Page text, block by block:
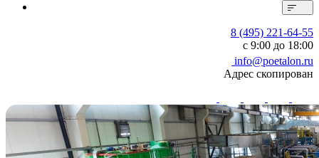
8 (495) 221-64-55
с 9:00 до 18:00
info@poetalon.ru
Адрес скопирован